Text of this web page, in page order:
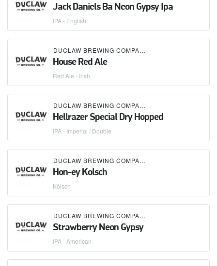
Jack Daniels Ba Neon Gypsy Ipa
IPA - English
DUCLAW BREWING COMPANY
House Red Ale
Red Ale - Irish
DUCLAW BREWING COMPANY
Hellrazer Special Dry Hopped
IPA - Imperial / Double
DUCLAW BREWING COMPANY
Hon-ey Kolsch
Kölsch
DUCLAW BREWING COMPANY
Strawberry Neon Gypsy
IPA - American